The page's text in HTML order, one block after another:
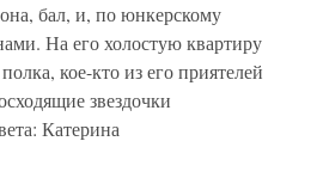
бал, и, по юнкерскому
На его холостую квартиру
кое-кто из его приятелей
звездочки
Катерина